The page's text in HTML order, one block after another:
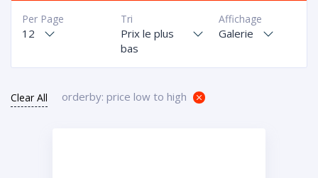
Affichage
Galerie
Tri
Prix le plus
bas
Per Page
12
Clear All orderby: price low to high